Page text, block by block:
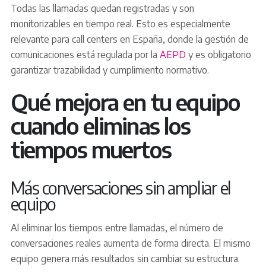
Todas las llamadas quedan registradas y son
monitorizables en tiempo real. Esto es especialmente
relevante para call centers en España, donde la gestión de
comunicaciones está regulada por la AEPD y es obligatorio
garantizar trazabilidad y cumplimiento normativo.
Qué mejora en tu equipo
cuando eliminas los
tiempos muertos
Más conversaciones sin ampliar el
equipo
Al eliminar los tiempos entre llamadas, el número de
conversaciones reales aumenta de forma directa. El mismo
equipo genera más resultados sin cambiar su estructura.